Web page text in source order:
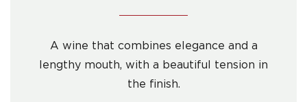
A wine that combines elegance and a
lengthy mouth, with a beautiful tension in
the finish.